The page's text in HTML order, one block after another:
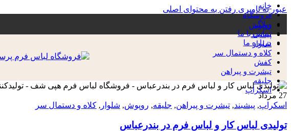
عبور به ناوبری رفتن به محتوای اصلی
خانه
فروشگاه
وبلاگ
تماس با ما
درباره ما
روپوش
پیشبند
شلوار
کلاه و دستمال سر
کفش
تیشرت و پیراهن
جلیقه
اسکراپ
27 مرداد
اسکراپ, پیشبند, تیشرت و پیراهن, جلیقه, روپوش, شلوار , کلاه و دستمال سر
تولیدی لباس کار و لباس فرم در بندرعباس